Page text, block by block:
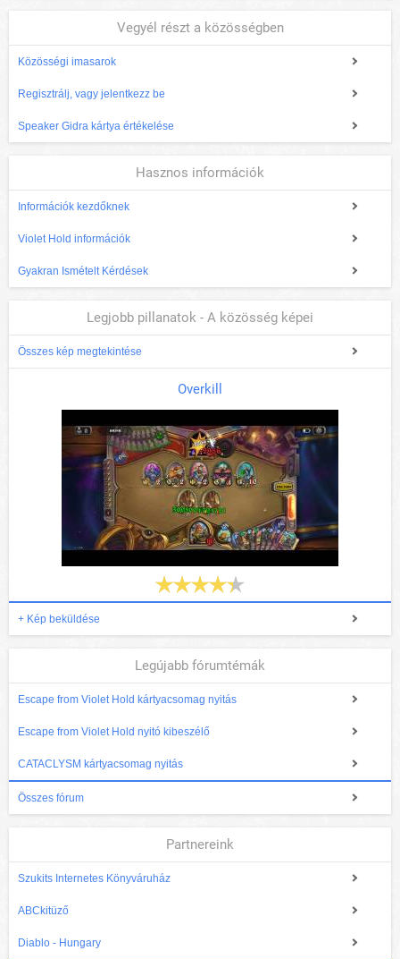
Vegyél részt a közösségben
Közösségi imasarok
Regisztrálj, vagy jelentkezz be
Speaker Gidra kártya értékelése
Hasznos információk
Információk kezdőknek
Violet Hold információk
Gyakran Ismételt Kérdések
Legjobb pillanatok - A közösség képei
Összes kép megtekintése
Overkill
+ Kép beküldése
Legújabb fórumtémák
Escape from Violet Hold kártyacsomag nyitás
Escape from Violet Hold nyitó kibeszélő
CATACLYSM kártyacsomag nyitás
Összes fórum
Partnereink
Szukits Internetes Könyváruház
ABCkitüző
Diablo - Hungary